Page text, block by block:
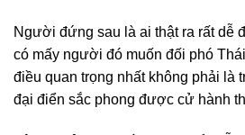
Người đứng sau là ai thật ra rất dễ
có mấy người đó muốn đối phó
điều quan trọng nhất không phải là
đại điển sắc phong được cử hành